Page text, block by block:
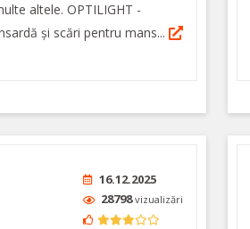
altele. OPTILIGHT -
şi scări pentru mans...
16.12.2025
28798vizualizări